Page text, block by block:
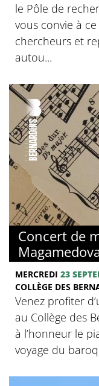
le Pôle de
vous convie à
chercheurs et
autou...
Concert de
MERCREDI 23
COLLÈGE DES
Venez profiter
au Collège des
à l’honneur le
voyage du